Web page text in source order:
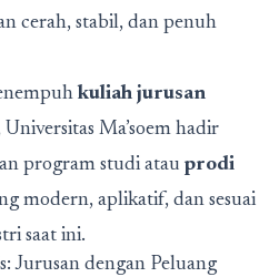
cerah, stabil, dan penuh
kuliah jurusan
Universitas Ma’soem hadir
program studi atau prodi
modern, aplikatif, dan sesuai
saat ini.
Jurusan dengan Peluang